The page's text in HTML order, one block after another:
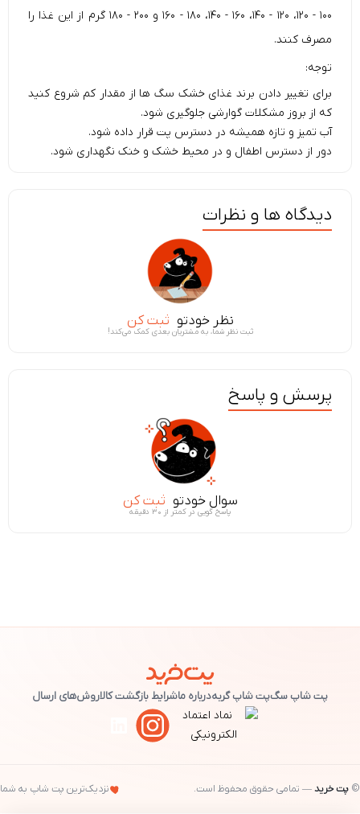
۱۰۰ - ۱۲۰، ۱۲۰ - ۱۴۰، ۱۶۰ - ۱۴۰، ۱۸۰ - ۱۶۰ و ۲۰۰ - ۱۸۰ گرم از این غذا را
مصرف کنند.
توجه:
برای تغییر دادن برند غذای خشک سگ ها از مقدار کم شروع کنید
که از بروز مشکلات گوارشی جلوگیری شود.
آب تمیز و تازه همیشه در دسترس پت قرار داده شود.
دور از دسترس اطفال و در محیط خشک و خنک نگهداری شود.
دیدگاه ها و نظرات
نظر خودتو ثبت کن
ثبت نظر شما، به مشتریان بعدی کمک می‌کند!
پرسش و پاسخ
سوال خودتو ثبت کن
پاسخ گویی در کمتر از ۳۰ دقیقه
پت شاپ سگپت شاپ گربهدرباره ماشرایط بازگشت کالاروش‌های ارسال
© پت خرید— تمامی حقوق محفوظ است. نزدیک‌ترین پت شاپ به شما